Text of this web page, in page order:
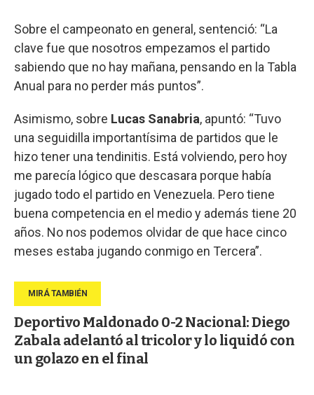
Sobre el campeonato en general, sentenció: “La
clave fue que nosotros empezamos el partido
sabiendo que no hay mañana, pensando en la Tabla
Anual para no perder más puntos”.
Asimismo, sobre Lucas Sanabria, apuntó: “Tuvo
una seguidilla importantísima de partidos que le
hizo tener una tendinitis. Está volviendo, pero hoy
me parecía lógico que descasara porque había
jugado todo el partido en Venezuela. Pero tiene
buena competencia en el medio y además tiene 20
años. No nos podemos olvidar de que hace cinco
meses estaba jugando conmigo en Tercera”.
Deportivo Maldonado 0-2 Nacional: Diego
Zabala adelantó al tricolor y lo liquidó con
un golazo en el final